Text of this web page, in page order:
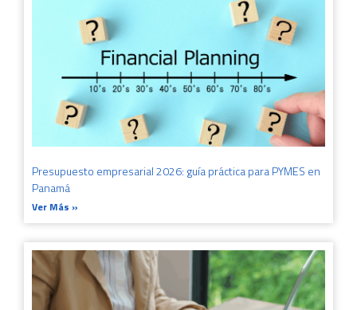
Presupuesto empresarial 2026: guía práctica para PYMES en
Panamá
Ver Más »